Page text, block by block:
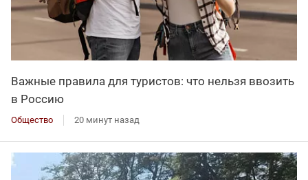
Важные правила для туристов: что нельзя ввозить
в Россию
Общество 20 минут назад